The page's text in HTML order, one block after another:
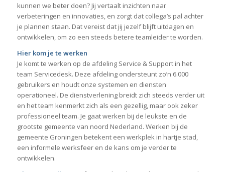
kunnen we beter doen? Jij vertaalt inzichten naar
verbeteringen en innovaties, en zorgt dat collega’s pal achter
je plannen staan. Dat vereist dat jij jezelf blijft uitdagen en
ontwikkelen, om zo een steeds betere teamleider te worden.
Hier kom je te werken
Je komt te werken op de afdeling Service & Support in het
team Servicedesk. Deze afdeling ondersteunt zo’n 6.000
gebruikers en houdt onze systemen en diensten
operationeel. De dienstverlening breidt zich steeds verder uit
en het team kenmerkt zich als een gezellig, maar ook zeker
professioneel team. Je gaat werken bij de leukste en de
grootste gemeente van noord Nederland. Werken bij de
gemeente Groningen betekent een werkplek in hartje stad,
een informele werksfeer en de kans om je verder te
ontwikkelen.